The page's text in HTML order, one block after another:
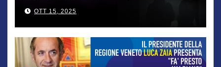
“famiglia”
OTT 15, 2025